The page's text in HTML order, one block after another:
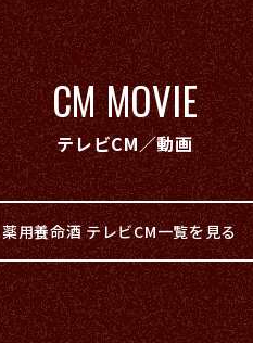
CM MOVIE
テレビCM／動画
薬用養命酒 テレビCM一覧を見る